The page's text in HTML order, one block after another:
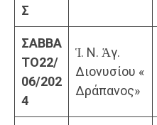
Σ
ΣΑΒΒΑ
ΤΟ22/
06/202
4
Ἱ. Ν. Ἁγ.
Διονυσίου «
Δράπανος»